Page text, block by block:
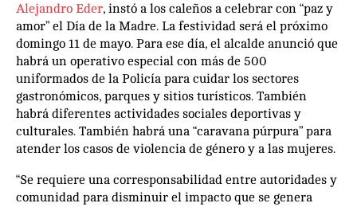
Alejandro Eder, instó a los caleños a celebrar con “paz y
amor” el Día de la Madre. La festividad será el próximo
domingo 11 de mayo. Para ese día, el alcalde anunció que
habrá un operativo especial con más de 500
uniformados de la Policía para cuidar los sectores
gastronómicos, parques y sitios turísticos. También
habrá diferentes actividades sociales deportivas y
culturales. También habrá una “caravana púrpura” para
atender los casos de violencia de género y a las mujeres.
“Se requiere una corresponsabilidad entre autoridades y
comunidad para disminuir el impacto que se genera